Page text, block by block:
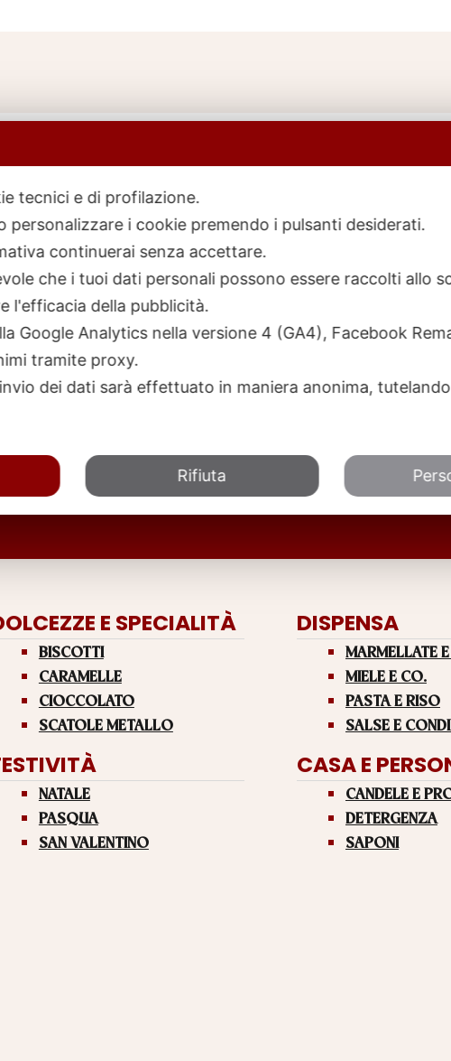
E SPECIALITÀ
BISCOTTI
CARAMELLE
CIOCCOLATO
SCATOLE METALLO
NATALE
PASQUA
SAN VALENTINO
DISPENSA
MARMELLATE
MIELE E CO.
PASTA E RISO
SALSE E
CASA E
CANDELE E
DETERGENZA
SAPONI
tecnici e di profilazione.
personalizzare i cookie premendo i pulsanti desiderati.
continuerai senza accettare.
che i tuoi dati personali possono essere raccolti allo
l'efficacia della pubblicità.
Google Analytics nella versione 4 (GA4), Facebook
tramite proxy.
dei dati sarà effettuato in maniera anonima,
Rifiuta